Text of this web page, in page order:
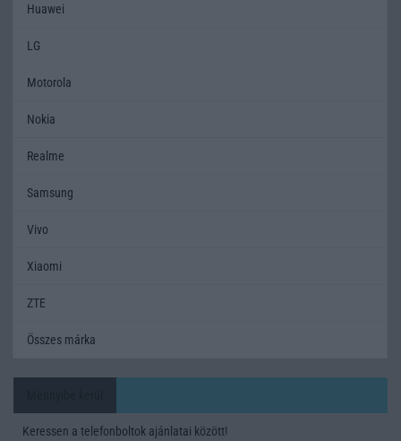
Huawei
LG
Motorola
Nokia
Realme
Samsung
Vivo
Xiaomi
ZTE
Összes márka
Keressen a telefonboltok ajánlatai között!